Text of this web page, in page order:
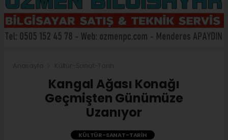
Kangal Ağası Konağı
Geçmişten Günümüze
Uzanıyor
KÜLTÜR-SANAT-TARIH